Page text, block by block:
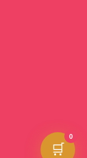
🛒
0